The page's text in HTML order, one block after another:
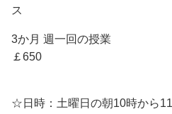
ス
3か月 週一回の授業
￡650
☆日時：土曜日の朝10時から